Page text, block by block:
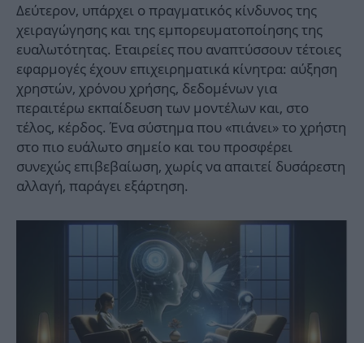
Δεύτερον, υπάρχει ο πραγματικός κίνδυνος της
χειραγώγησης και της εμπορευματοποίησης της
ευαλωτότητας. Εταιρείες που αναπτύσσουν τέτοιες
εφαρμογές έχουν επιχειρηματικά κίνητρα: αύξηση
χρηστών, χρόνου χρήσης, δεδομένων για
περαιτέρω εκπαίδευση των μοντέλων και, στο
τέλος, κέρδος. Ένα σύστημα που «πιάνει» το χρήστη
στο πιο ευάλωτο σημείο και του προσφέρει
συνεχώς επιβεβαίωση, χωρίς να απαιτεί δυσάρεστη
αλλαγή, παράγει εξάρτηση.